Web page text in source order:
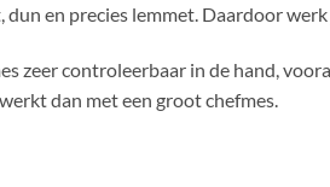
dun en precies lemmet. Daardoor
zeer controleerbaar in de hand,
dan met een groot chefmes.